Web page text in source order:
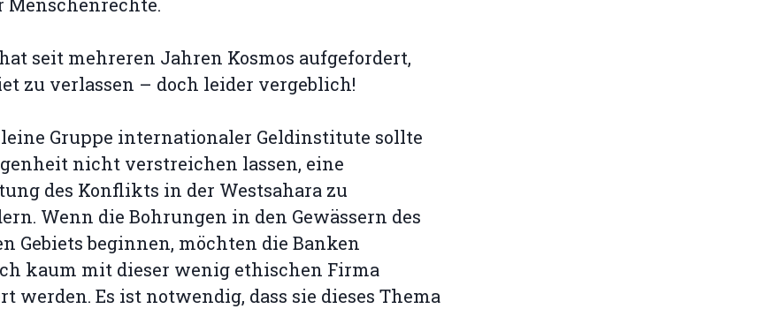
Menschenrechte.
seit mehreren Jahren Kosmos aufgefordert,
zu verlassen – doch leider vergeblich!
Gruppe internationaler Geldinstitute sollte
nicht verstreichen lassen, eine
des Konflikts in der Westsahara zu
Wenn die Bohrungen in den Gewässern des
Gebiets beginnen, möchten die Banken
kaum mit dieser wenig ethischen Firma
werden. Es ist notwendig, dass sie dieses Thema